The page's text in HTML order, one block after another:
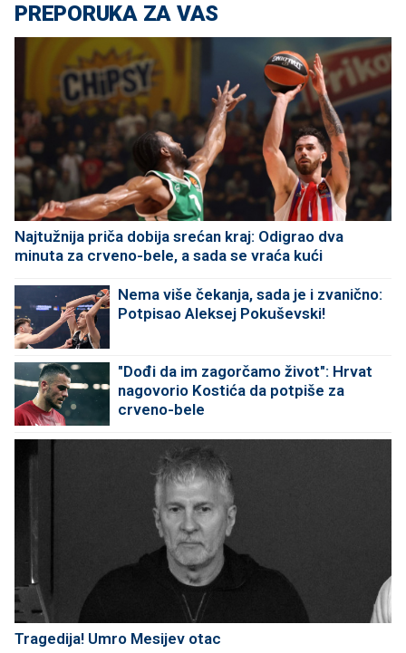
PREPORUKA ZA VAS
Najtužnija priča dobija srećan kraj: Odigrao dva
minuta za crveno-bele, a sada se vraća kući
Nema više čekanja, sada je i zvanično:
Potpisao Aleksej Pokuševski!
"Dođi da im zagorčamo život": Hrvat
nagovorio Kostića da potpiše za
crveno-bele
Tragedija! Umro Mesijev otac